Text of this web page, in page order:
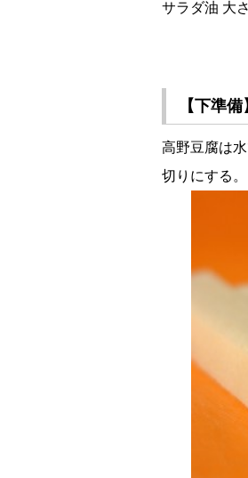
サラダ油 大
【下準備
高野豆腐は
切りにする。